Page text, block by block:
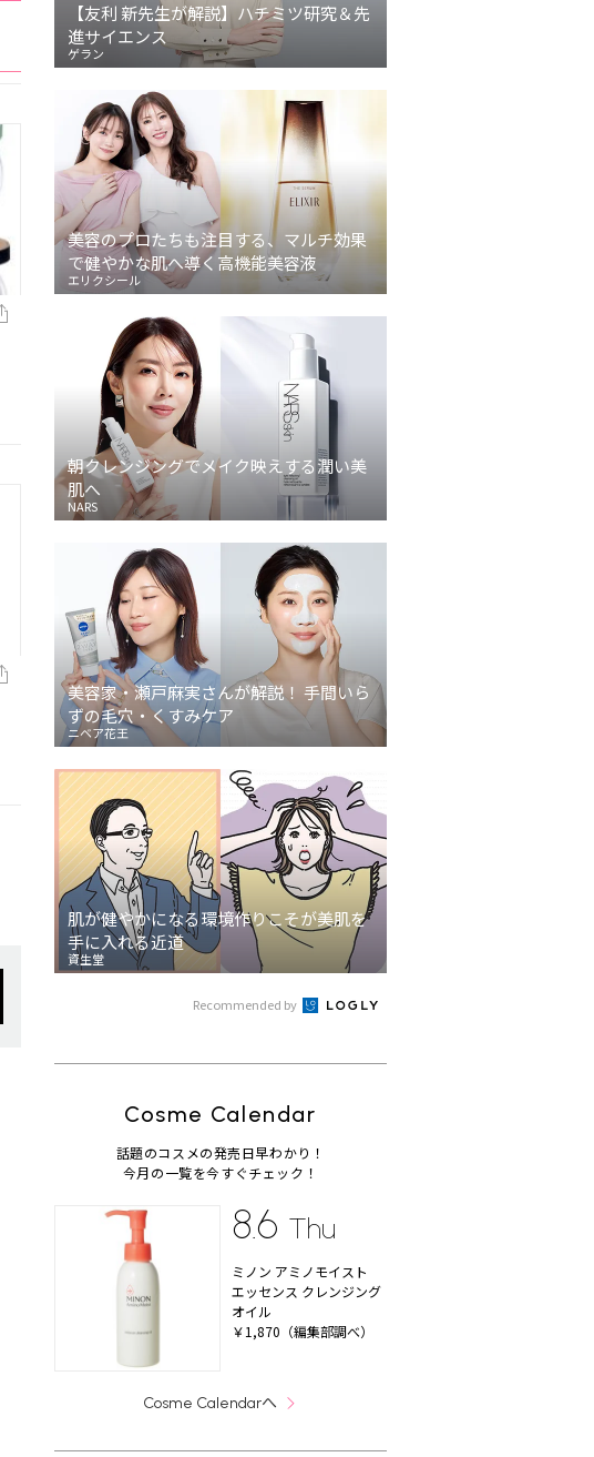
【友利 新先生が解説】ハチミツ研究＆先
進サイエンス
ゲラン
美容のプロたちも注目する、マルチ効果
で健やかな肌へ導く高機能美容液
エリクシール
朝クレンジングでメイク映えする潤い美
肌へ
NARS
美容家・瀬戸麻実さんが解説！ 手間いら
ずの毛穴・くすみケア
ニベア花王
肌が健やかになる環境作りこそが美肌を
手に入れる近道
資生堂
Recommended by
Cosme Calendar
話題のコスメの発売日早わかり！
今月の一覧を今すぐチェック！
8.6 Thu
ミノン アミノモイスト
エッセンス クレンジング
オイル
￥1,870（編集部調べ）
Cosme Calendarへ